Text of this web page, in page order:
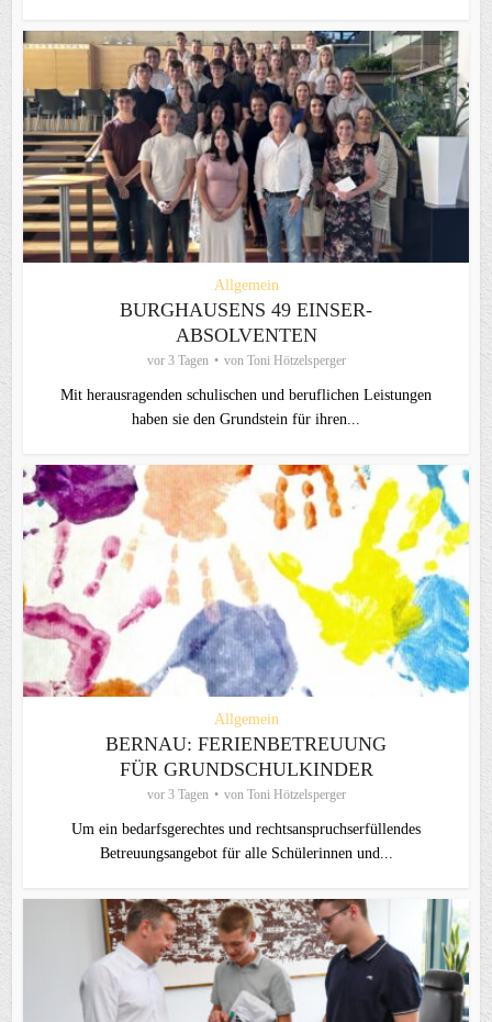
Allgemein
BURGHAUSENS 49 EINSER-
ABSOLVENTEN
vor 3 Tagen von Toni Hötzelsperger
Mit herausragenden schulischen und beruflichen Leistungen
haben sie den Grundstein für ihren...
Allgemein
BERNAU: FERIENBETREUUNG
FÜR GRUNDSCHULKINDER
vor 3 Tagen von Toni Hötzelsperger
Um ein bedarfsgerechtes und rechtsanspruchserfüllendes
Betreuungsangebot für alle Schülerinnen und...